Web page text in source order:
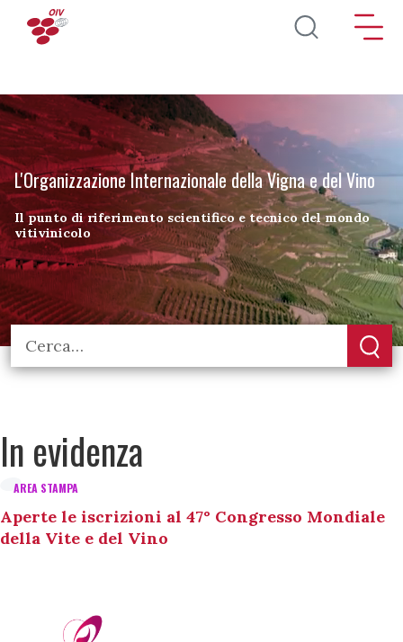
Salta al contenuto principale
L'Organizzazione Internazionale della Vigna e del Vino
Il punto di riferimento scientifico e tecnico del mondo
vitivinicolo
In evidenza
AREA STAMPA
Aperte le iscrizioni al 47° Congresso Mondiale
della Vite e del Vino